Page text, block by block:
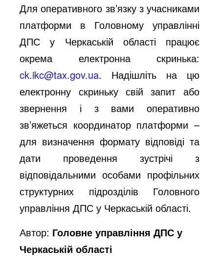
Для оперативного зв’язку з учасниками
платформи в Головному управлінні
ДПС у Черкаській області працює
окрема електронна скринька:
ck.ikc@tax.gov.ua. Надішліть на цю
електронну скриньку свій запит або
звернення і з вами оперативно
зв’яжеться координатор платформи –
для визначення формату відповіді та
дати проведення зустрічі з
відповідальними особами профільних
структурних підрозділів Головного
управління ДПС у Черкаській області.
Автор: Головне управління ДПС у
Черкаській області